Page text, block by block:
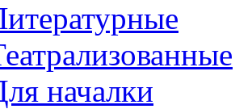
началки